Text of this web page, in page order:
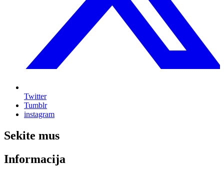
Twitter
Tumblr
instagram
Sekite mus
Informacija